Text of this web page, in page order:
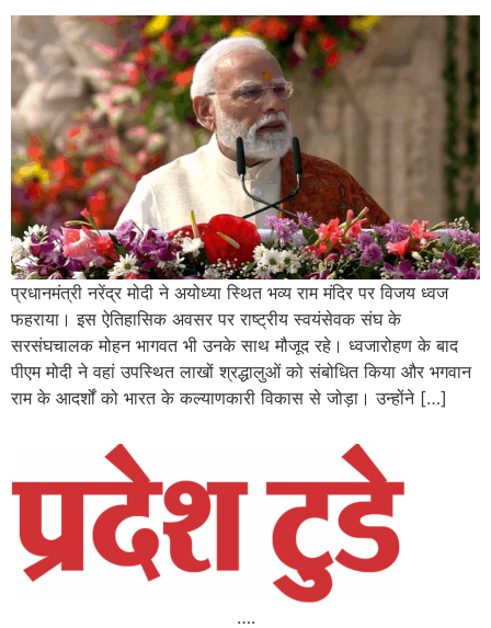
प्रधानमंत्री नरेंद्र मोदी ने अयोध्या स्थित भव्य राम मंदिर पर विजय ध्वज
फहराया। इस ऐतिहासिक अवसर पर राष्ट्रीय स्वयंसेवक संघ के
सरसंघचालक मोहन भागवत भी उनके साथ मौजूद रहे। ध्वजारोहण के बाद
पीएम मोदी ने वहां उपस्थित लाखों श्रद्धालुओं को संबोधित किया और भगवान
राम के आदर्शों को भारत के कल्याणकारी विकास से जोड़ा। उन्होंने […]
….